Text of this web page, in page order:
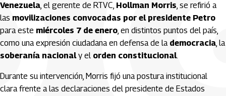
Venezuela, el gerente de RTVC, Hollman Morris, se refirió a
las movilizaciones convocadas por el presidente Petro
para este miércoles 7 de enero, en distintos puntos del país,
como una expresión ciudadana en defensa de la democracia, la
soberanía nacionaly el orden constitucional.
Durante su intervención, Morris fijó una postura institucional
clara frente a las declaraciones del presidente de Estados